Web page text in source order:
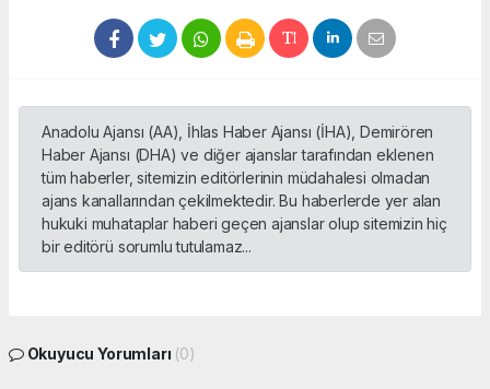
Anadolu Ajansı (AA), İhlas Haber Ajansı (İHA), Demirören
Haber Ajansı (DHA) ve diğer ajanslar tarafından eklenen
tüm haberler, sitemizin editörlerinin müdahalesi olmadan
ajans kanallarından çekilmektedir. Bu haberlerde yer alan
hukuki muhataplar haberi geçen ajanslar olup sitemizin hiç
bir editörü sorumlu tutulamaz...
Okuyucu Yorumları (0)